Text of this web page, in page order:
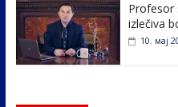
Profesor
izlečiva
10. мај